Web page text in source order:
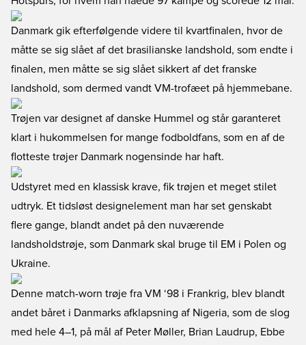
Danmark gik efterfølgende videre til kvartfinalen, hvor de
måtte se sig slået af det brasilianske landshold, som endte i
finalen, men måtte se sig slået sikkert af det franske
landshold, som dermed vandt VM-trofæet på hjemmebane.
Trøjen var designet af danske Hummel og står garanteret
klart i hukommelsen for mange fodboldfans, som en af de
flotteste trøjer Danmark nogensinde har haft.
Udstyret med en klassisk krave, fik trøjen et meget stilet
udtryk. Et tidsløst designelement man har set genskabt
flere gange, blandt andet på den nuværende
landsholdstrøje, som Danmark skal bruge til EM i Polen og
Ukraine.
Denne match-worn trøje fra VM ‘98 i Frankrig, blev blandt
andet båret i Danmarks afklapsning af Nigeria, som de slog
med hele 4–1, på mål af Peter Møller, Brian Laudrup, Ebbe